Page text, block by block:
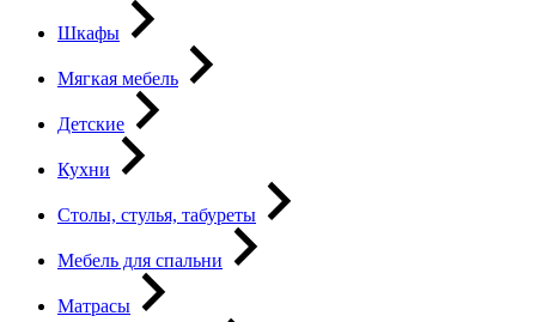
Шкафы
Мягкая мебель
Детские
Кухни
Столы, стулья, табуреты
Мебель для спальни
Матрасы